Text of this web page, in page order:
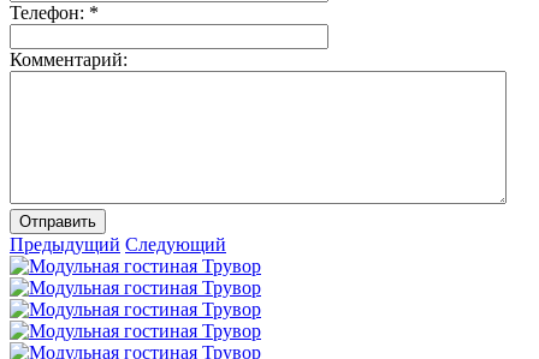
Телефон: *
Комментарий:
Отправить
Предыдущий Следующий